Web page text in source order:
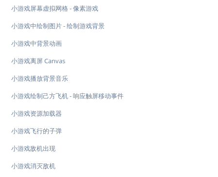
小游戏屏幕虚拟网格 - 像素游戏
小游戏中绘制图片 - 绘制游戏背景
小游戏中背景动画
小游戏离屏 Canvas
小游戏播放背景音乐
小游戏绘制己方飞机 - 响应触屏移动事件
小游戏资源加载器
小游戏飞行的子弹
小游戏敌机出现
小游戏消灭敌机